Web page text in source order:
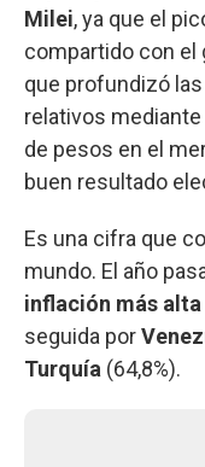
Milei, ya que el
compartido con el
que profundizó
relativos
de pesos en el
buen resultado
Es una cifra que
mundo. El año
inflación más
seguida por
Turquía (64,8%).